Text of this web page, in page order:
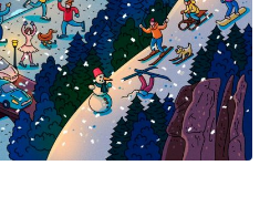
18 77